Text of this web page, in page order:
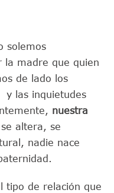
solemos
la madre que quien
de lado los
y las inquietudes
nuestra
altera, se
nadie nace
tipo de relación que